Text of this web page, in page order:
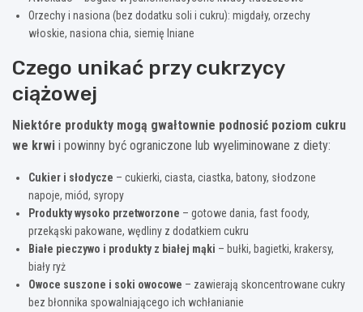
Orzechy i nasiona (bez dodatku soli i cukru): migdały, orzechy
włoskie, nasiona chia, siemię lniane
Czego unikać przy cukrzycy
ciążowej
Niektóre produkty mogą gwałtownie podnosić poziom cukru
we krwi i powinny być ograniczone lub wyeliminowane z diety:
Cukier i słodycze – cukierki, ciasta, ciastka, batony, słodzone
napoje, miód, syropy
Produkty wysoko przetworzone – gotowe dania, fast foody,
przekąski pakowane, wędliny z dodatkiem cukru
Białe pieczywo i produkty z białej mąki – bułki, bagietki, krakersy,
biały ryż
Owoce suszone i soki owocowe – zawierają skoncentrowane cukry
bez błonnika spowalniającego ich wchłanianie